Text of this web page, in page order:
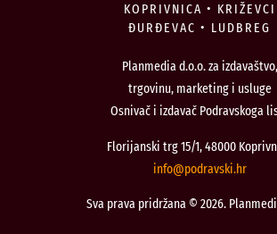
KOPRIVNICA • KRIŽEVCI
ĐURĐEVAC • LUDBREG
Planmedia d.o.o. za izdavaštvo,
trgovinu, marketing i usluge
Osnivač i izdavač Podravskoga
Florijanski trg 15/1, 48000
rh.iksvardop
@ofni
Sva prava pridržana © 2026.